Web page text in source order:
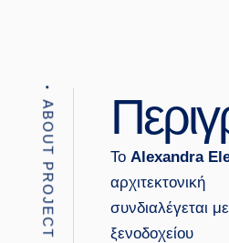
ABOUT PROJECT Το Alexandra
αρχιτεκτονική
συνδιαλέγεται
ξενοδοχείου